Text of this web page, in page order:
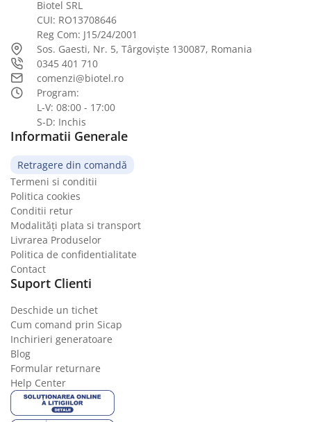
Biotel SRL
CUI: RO13708646
Reg Com: J15/24/2001
Sos. Gaesti, Nr. 5, Târgoviște 130087, Romania
0345 401 710
comenzi@biotel.ro
Program:
L-V: 08:00 - 17:00
S-D: Inchis
Informatii Generale
Retragere din comandă
Termeni si conditii
Politica cookies
Conditii retur
Modalități plata si transport
Livrarea Produselor
Politica de confidentialitate
Contact
Suport Clienti
Deschide un tichet
Cum comand prin Sicap
Inchirieri generatoare
Blog
Formular returnare
Help Center